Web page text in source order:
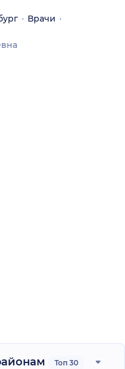
Врачи
Топ 30